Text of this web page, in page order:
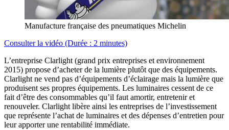
Manufacture française des pneumatiques Michelin
Consulter la vidéo (Durée : 2 minutes)
L’entreprise Clarlight (grand prix entreprises et environnement
2015) propose d’acheter de la lumière plutôt que des équipements.
Clarlight ne vend pas d’équipements d’éclairage mais la lumière que
produisent ses propres équipements. Les luminaires cessent de ce
fait d’être des consommables qu’il faut amortir, entretenir et
renouveler. Clarlight libère ainsi les entreprises de l’investissement
que représente l’achat de luminaires et des dépenses d’entretien pour
leur apporter une rentabilité immédiate.